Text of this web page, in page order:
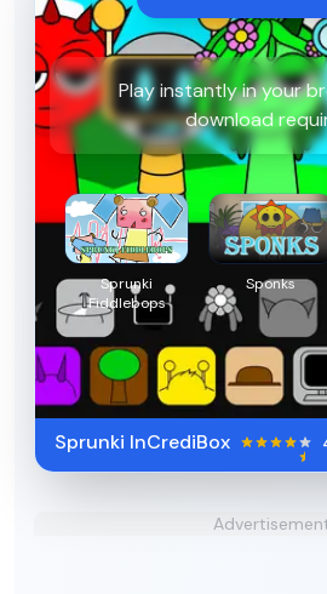
Play instantly in your
download
Sprunki
Fiddlebops
Sponks
Sprunki InCrediBox